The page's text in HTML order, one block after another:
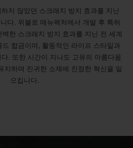
지 않았던 스크래치 방지 효과를 지닌
다. 위블로 매뉴팩처에서 개발 후 특허
한 스크래치 방지 효과를 지닌 전 세계
합금이며, 활동적인 라이프 스타일과
. 또한 시간이 지나도 고유의 아름다움
지하며 진귀한 소재에 진정한 혁신을 일
으킵니다.